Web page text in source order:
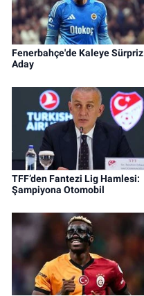
Fenerbahçe'de Kaleye Sürpriz
Aday
TFF’den Fantezi Lig Hamlesi:
Şampiyona Otomobil